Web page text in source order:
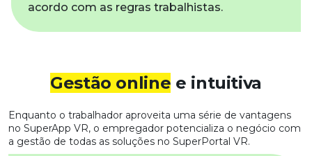
acordo com as regras trabalhistas.
Gestão online e intuitiva
Enquanto o trabalhador aproveita uma série de vantagens
no SuperApp VR, o empregador potencializa o negócio com
a gestão de todas as soluções no SuperPortal VR.​